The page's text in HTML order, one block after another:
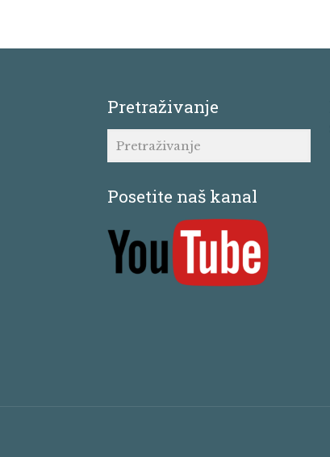
Pretraživanje
Posetite naš kanal